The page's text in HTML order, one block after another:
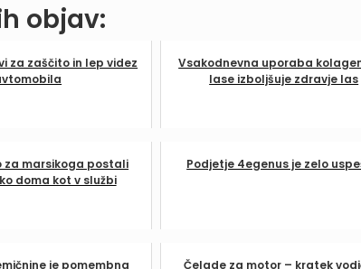
objav:
za zaščito in lep videz
Vsakodnevna uporaba
lase izboljšuje zdravje las
za marsikoga postali
doma kot v službi
Podjetje 4egenus je zelo
je pomembna Čelade za motor – kratek